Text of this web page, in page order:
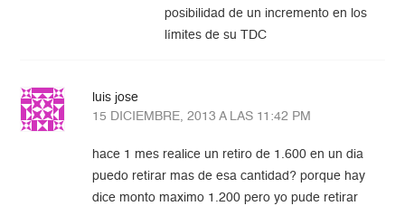
posibilidad de un incremento en los
límites de su TDC
luis jose
15 DICIEMBRE, 2013 A LAS 11:42 PM
hace 1 mes realice un retiro de 1.600 en un dia
puedo retirar mas de esa cantidad? porque hay
dice monto maximo 1.200 pero yo pude retirar